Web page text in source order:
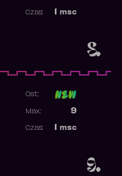
8.
msc
Czas:
9.
Ost:
9
Max:
msc
Czas: